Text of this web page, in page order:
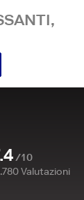
/10
Valutazioni